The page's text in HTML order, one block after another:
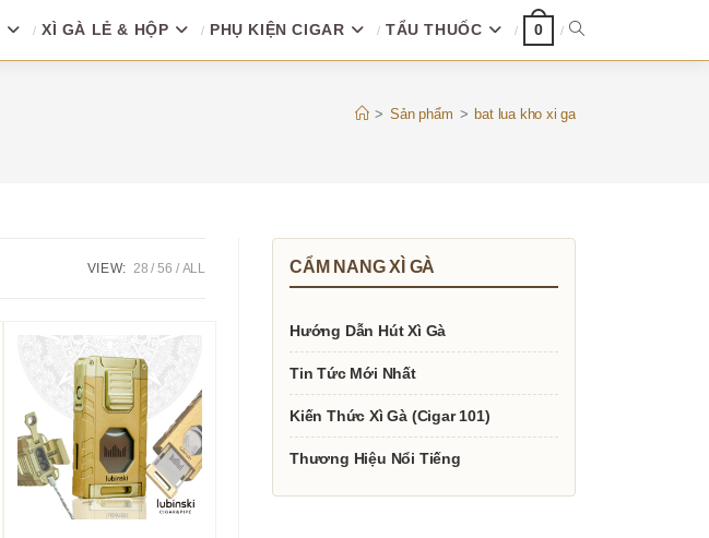
XÌ GÀ LẺ & HỘP PHỤ KIỆN CIGAR TẨU THUỐC 0 TOGGLE
> Sản phẩm > bat lua kho xi ga
VIEW: 28 56 ALL CẨM NANG XÌ GÀ
Hướng Dẫn Hút Xì Gà
Tin Tức Mới Nhất
Kiến Thức Xì Gà (Cigar 101)
Thương Hiệu Nổi Tiếng